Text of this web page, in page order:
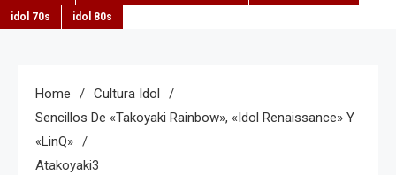
idol 70s
idol 80s
Home
Cultura Idol
Sencillos De «Takoyaki Rainbow», «Idol Renaissance» Y
«LinQ»
Atakoyaki3